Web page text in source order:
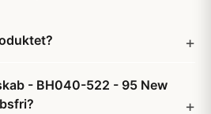
- BH040-522 - 95 New